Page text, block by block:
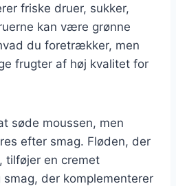
friske druer, sukker,
kan være grønne
du foretrækker, men
frugter af høj kvalitet for
søde moussen, men
efter smag. Fløden, der
tilføjer en cremet
der komplementerer